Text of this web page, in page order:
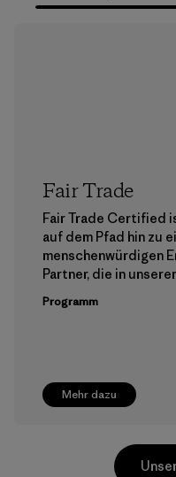
Mehr dazu
Fair Trade
Fair Trade Certified
auf dem Pfad hin zu
menschenwürdigen
Partner, die in
Programm